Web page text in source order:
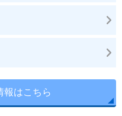
報はこちら